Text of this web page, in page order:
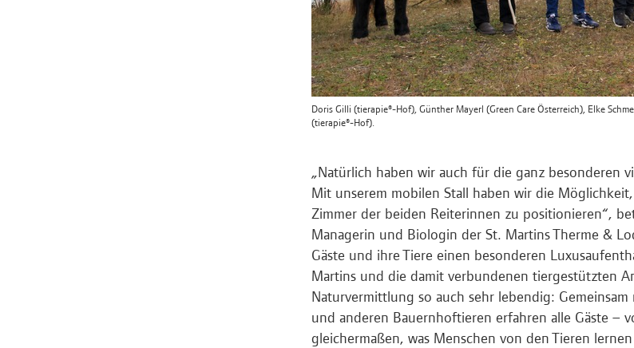
Doris Gilli (tierapie®-Hof), Günther Mayerl (Green Care Österreich), Elke
(tierapie®-Hof).
„Natürlich haben wir auch für die ganz besonderen
Mit unserem mobilen Stall haben wir die
Zimmer der beiden Reiterinnen zu positionieren“,
Managerin und Biologin der St. Martins Therme &
Gäste und ihre Tiere einen besonderen
Martins und die damit verbundenen tiergestützten
Naturvermittlung so auch sehr lebendig:
und anderen Bauernhoftieren erfahren alle Gäste –
gleichermaßen, was Menschen von den Tieren